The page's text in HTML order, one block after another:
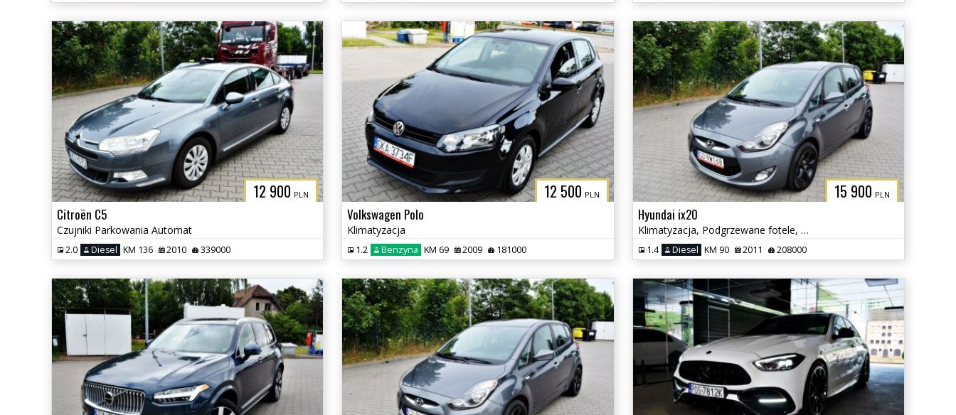
12 900 PLN
Citroën C5
Czujniki Parkowania Automat
2.0 Diesel KM 136 2010 339000
12 500 PLN
Volkswagen Polo
Klimatyzacja
1.2 Benzyna KM 69 2009 181000
15 900 PLN
Hyundai ix20
Klimatyzacja, Podgrzewane fotele, Serwisowany
1.4 Diesel KM 90 2011 208000